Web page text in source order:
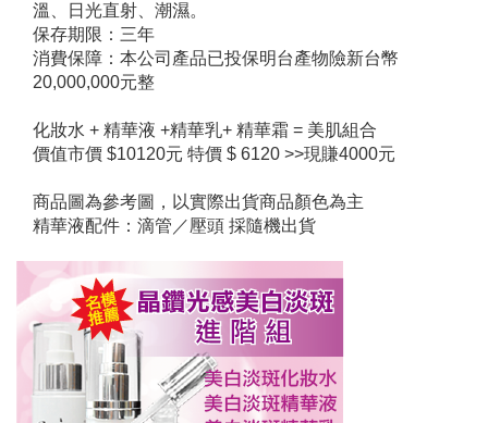
溫、日光直射、潮濕。
保存期限：三年
消費保障：本公司產品已投保明台產物險新台幣
20,000,000元整
化妝水 + 精華液 +精華乳+ 精華霜 = 美肌組合
價值市價 $10120元 特價 $ 6120 >>現賺4000元
商品圖為參考圖，以實際出貨商品顏色為主
精華液配件：滴管／壓頭 採隨機出貨